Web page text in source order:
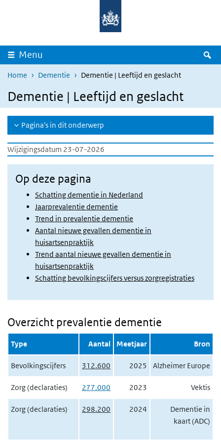
Overslaan en naar de inhoud gaan
Menu
Home Dementie Dementie | Leeftijd en geslacht
Dementie | Leeftijd en geslacht
Pagina's in dit onderwerp
Wijzigingsdatum 23-07-2026
Op deze pagina
Schatting dementie in Nederland
Jaarprevalentie dementie
Trend in prevalentie dementie
Aantal nieuwe gevallen dementie in
huisartsenpraktijk
Trend aantal nieuwe gevallen dementie in
huisartsenpraktijk
Schatting bevolkingscijfers versus zorgregistraties
Overzicht prevalentie dementie
Type Aantal Meetjaar Bron
Bevolkingscijfers 312.600 2025 Alzheimer Europe
Zorg (declaraties) 277.000 2023 Vektis
Zorg (declaraties) 298.200 2024
Dementie in
kaart (ADC)